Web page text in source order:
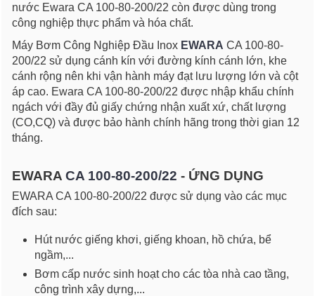
nước Ewara CA 100-80-200/22 còn được dùng trong
công nghiệp thực phẩm và hóa chất.
Máy Bơm Công Nghiệp Đầu Inox EWARA CA 100-80-
200/22 sử dụng cánh kín với đường kính cánh lớn, khe
cánh rộng nên khi vận hành máy đạt lưu lượng lớn và cột
áp cao. Ewara CA 100-80-200/22 được nhập khẩu chính
ngách với đầy đủ giấy chứng nhận xuất xứ, chất lượng
(CO,CQ) và được bảo hành chính hãng trong thời gian 12
tháng.
EWARA CA 100-80-200/22 - ỨNG DỤNG
EWARA CA 100-80-200/22 được sử dụng vào các mục
đích sau:
Hút nước giếng khơi, giếng khoan, hồ chứa, bể
ngầm,...
Bơm cấp nước sinh hoạt cho các tòa nhà cao tầng,
công trình xây dựng,...